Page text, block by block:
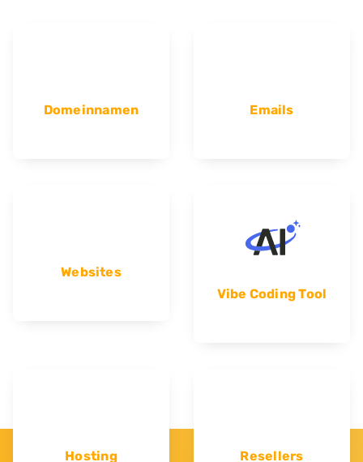
Domeinnamen Emails
Websites
Vibe Coding Tool
Hosting Resellers